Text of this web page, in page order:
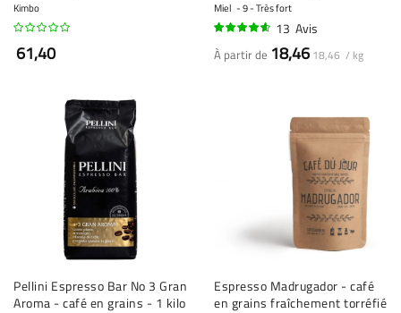
Kimbo
61,40
Miel 9 - Très fort
13 Avis
À partir de 18,46 18,46 / kg
Pellini Espresso Bar No 3 Gran
Aroma - café en grains - 1 kilo
Espresso Madrugador - café
en grains fraîchement torréfié